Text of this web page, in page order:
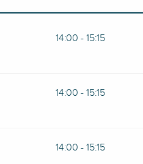
14:00 - 15:15
14:00 - 15:15
14:00 - 15:15